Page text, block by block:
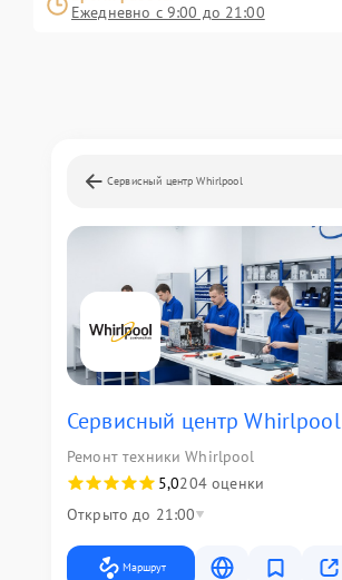
Ежедневно с 9:00 до 21:00
Сервисный центр Whirlpool
Сервисный центр Whirlpool
Ремонт техники Whirlpool
5,0204 оценки
Открыто до 21:00
Маршрут